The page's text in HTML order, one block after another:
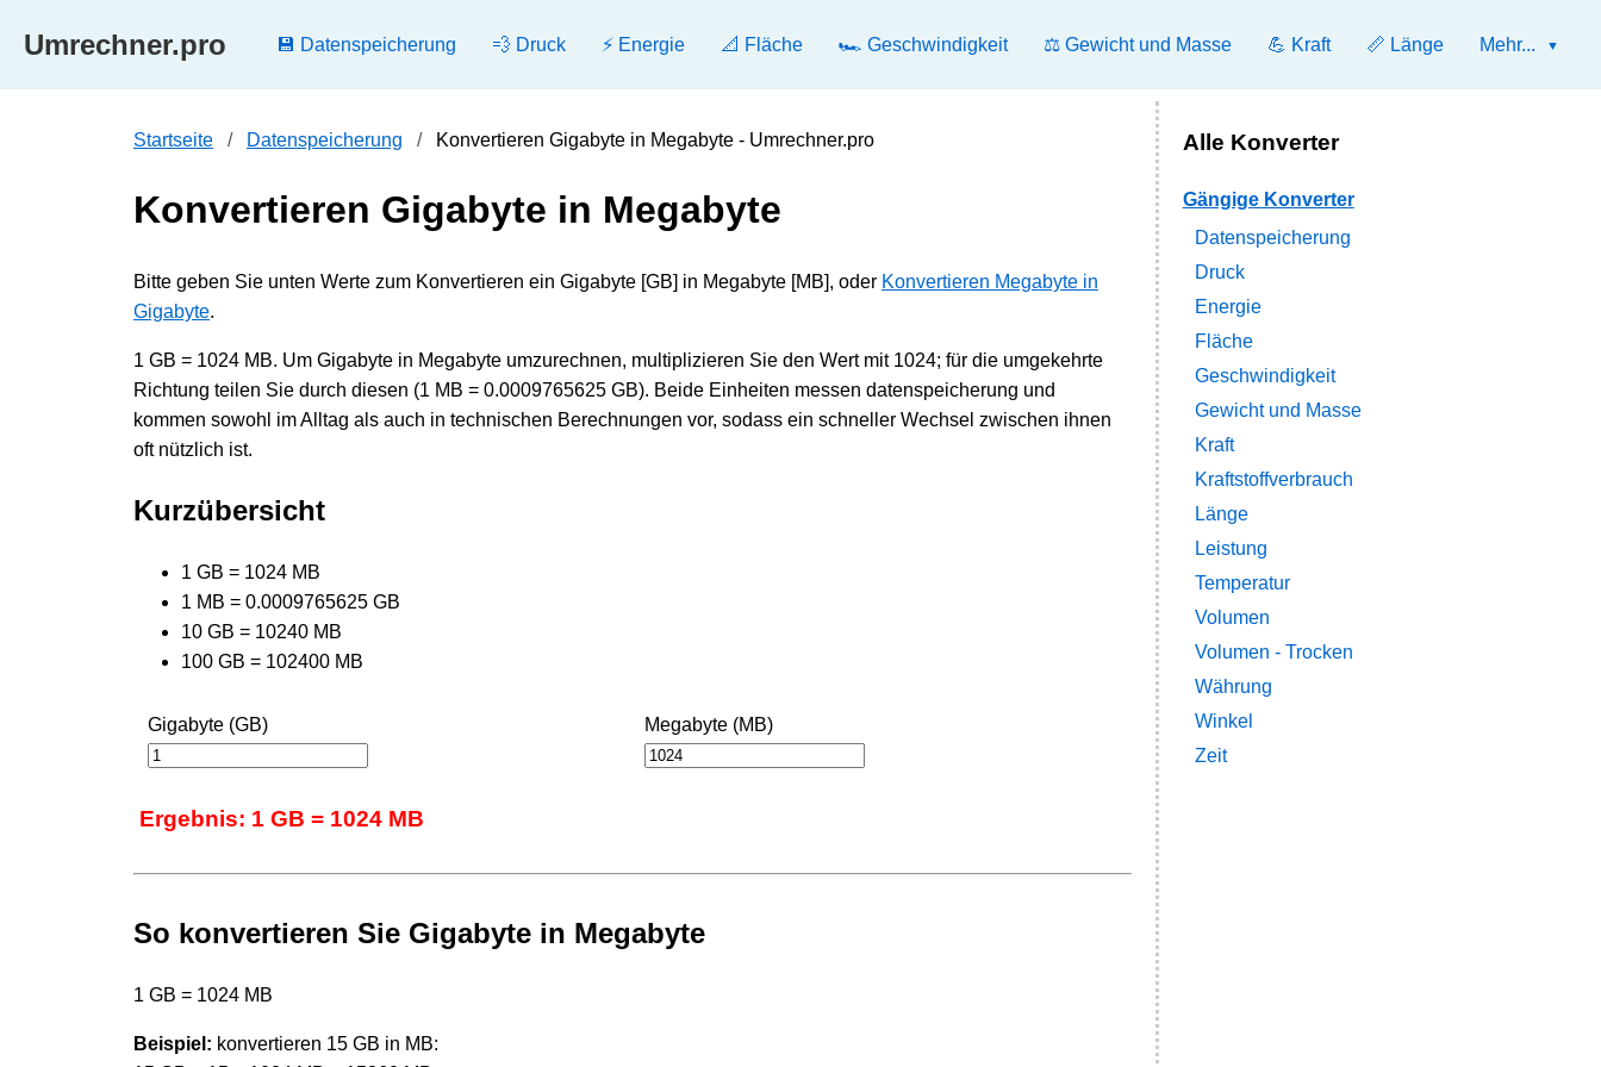
Umrechner.pro 💾 Datenspeicherung 💨 Druck ⚡ Energie 📐 Fläche 🏎️ Geschwindigkeit ⚖️ Gewicht und Masse 💪 Kraft 📏 Länge Mehr...
Startseite Datenspeicherung Konvertieren Gigabyte in Megabyte - Umrechner.pro
Konvertieren Gigabyte in Megabyte
Bitte geben Sie unten Werte zum Konvertieren ein Gigabyte [GB] in Megabyte [MB], oder Konvertieren Megabyte in
Gigabyte.
1 GB = 1024 MB. Um Gigabyte in Megabyte umzurechnen, multiplizieren Sie den Wert mit 1024; für die umgekehrte
Richtung teilen Sie durch diesen (1 MB = 0.0009765625 GB). Beide Einheiten messen datenspeicherung und
kommen sowohl im Alltag als auch in technischen Berechnungen vor, sodass ein schneller Wechsel zwischen ihnen
oft nützlich ist.
Kurzübersicht
1 GB = 1024 MB
1 MB = 0.0009765625 GB
10 GB = 10240 MB
100 GB = 102400 MB
Gigabyte (GB) Megabyte (MB)
Ergebnis: 1 GB = 1024 MB
So konvertieren Sie Gigabyte in Megabyte
1 GB = 1024 MB
Beispiel: konvertieren 15 GB in MB:
Alle Konverter
Gängige Konverter
Datenspeicherung
Druck
Energie
Fläche
Geschwindigkeit
Gewicht und Masse
Kraft
Kraftstoffverbrauch
Länge
Leistung
Temperatur
Volumen
Volumen - Trocken
Währung
Winkel
Zeit